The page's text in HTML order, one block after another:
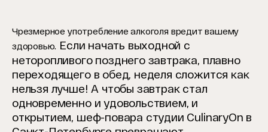
Чрезмерное употребление алкоголя вредит вашему
здоровью. Если начать выходной с
неторопливого позднего завтрака, плавно
переходящего в обед, неделя сложится как
нельзя лучше! А чтобы завтрак стал
одновременно и удовольствием, и
открытием, шеф-повара студии CulinaryOn в